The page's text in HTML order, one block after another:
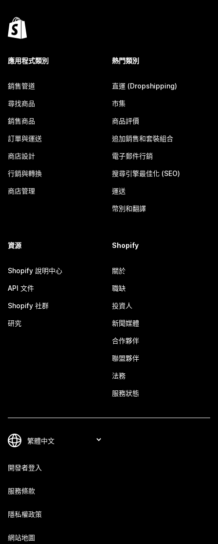
應用程式類別
銷售管道
尋找商品
銷售商品
訂單與運送
商店設計
行銷與轉換
商店管理
熱門類別
直運 (Dropshipping)
市集
商品評價
追加銷售和套裝組合
電子郵件行銷
搜尋引擎最佳化 (SEO)
運送
幣別和翻譯
資源
Shopify 說明中心
API 文件
Shopify 社群
研究
Shopify
關於
職缺
投資人
新聞媒體
合作夥伴
聯盟夥伴
法務
服務狀態
開發者登入
服務條款
隱私權政策
網站地圖